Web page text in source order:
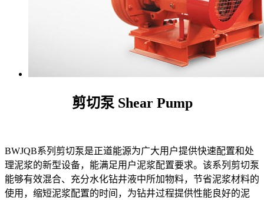
剪切泵 Shear Pump
BWJQB系列剪切泵是正道能源为广大用户提供快速配置和处
理泥浆的新型设备，能满足用户泥浆配置要求。该系列剪切泵
能够有效混合、充分水化钻井液中所加物料，节省泥浆材料的
使用，缩短泥浆配置的时间，为钻井过程提供性能良好的泥